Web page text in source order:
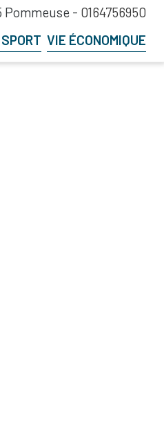
Pommeuse - 0164756950
VIE ÉCONOMIQUE